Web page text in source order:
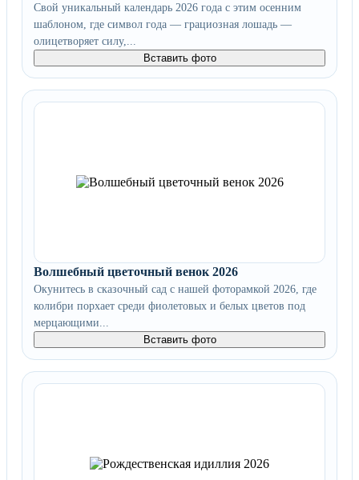
Свой уникальный календарь 2026 года с этим осенним
шаблоном, где символ года — грациозная лошадь —
олицетворяет силу,...
Вставить фото
Волшебный цветочный венок 2026
Окунитесь в сказочный сад с нашей фоторамкой 2026, где
колибри порхает среди фиолетовых и белых цветов под
мерцающими...
Вставить фото